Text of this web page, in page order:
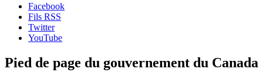
Facebook
Fils RSS
Twitter
YouTube
Pied de page du gouvernement du Canada